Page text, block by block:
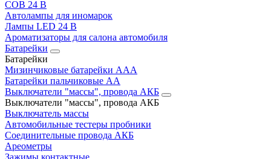
COB 24 В
Автолампы для иномарок
Лампы LED 24 B
Ароматизаторы для салона автомобиля
Батарейки
Батарейки
Мизинчиковые батарейки AAA
Батарейки пальчиковые АА
Выключатели "массы", провода АКБ
Выключатели "массы", провода АКБ
Выключатель массы
Автомобильные тестеры пробники
Соединительные провода АКБ
Ареометры